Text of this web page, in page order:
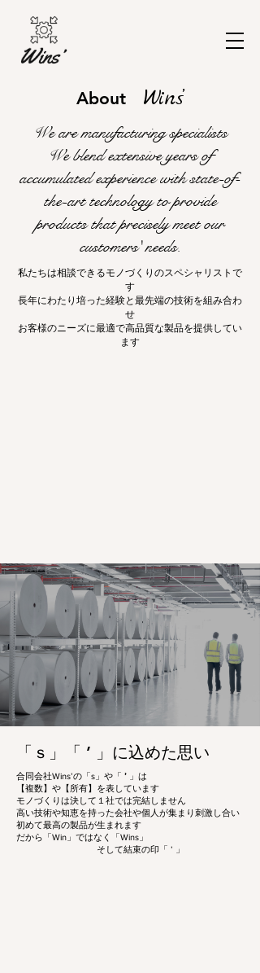
About Wins’
We are manufacturing specialists
We blend extensive years of
accumulated experience with state-of-
the-art technology to provide
products that precisely meet our
customers' needs.
私たちは相談できるモノづくりのスペシャリストで
す
長年にわたり培った経験と最先端の技術を組み合わ
せ
お客様のニーズに最適で高品質な製品を提供してい
ます
​「ｓ」「 ’ 」に込めた思い
合同会社Wins’の「s」や「 ’ 」は
【複数】や【所有】を表しています
モノづくりは決して１社では完結しません
高い技術や知恵を持った会社や個人が集まり刺激し合い
初めて最高の製品が生まれます
だから「Win」ではなく「Wins」
そして結束の印「 ’ 」